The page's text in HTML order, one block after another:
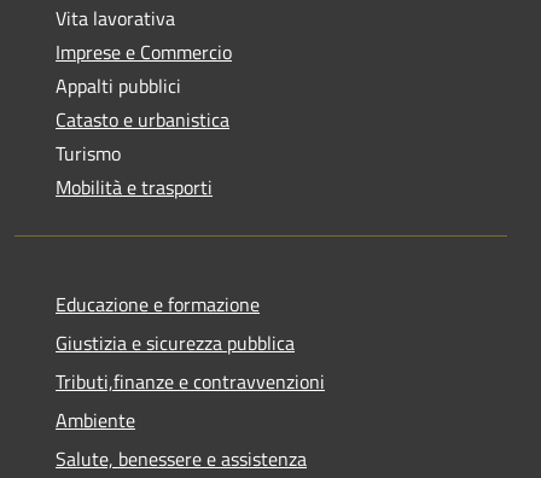
Vita lavorativa
Imprese e Commercio
Appalti pubblici
Catasto e urbanistica
Turismo
Mobilità e trasporti
Educazione e formazione
Giustizia e sicurezza pubblica
Tributi,finanze e contravvenzioni
Ambiente
Salute, benessere e assistenza